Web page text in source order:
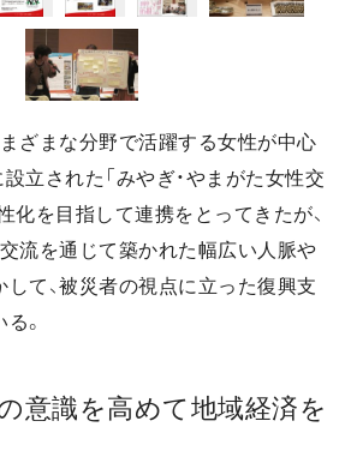
ざまな分野で活躍する女性が中心
立された「みやぎ・やまがた女性交
化を目指して連携をとってきたが、
流を通じて築かれた幅広い人脈や
て、被災者の視点に立った復興支
。
意識を高めて地域経済を